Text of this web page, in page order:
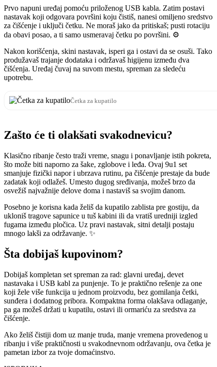
Prvo napuni uređaj pomoću priloženog USB kabla. Zatim postavi
nastavak koji odgovara površini koju čistiš, nanesi omiljeno sredstvo
za čišćenje i uključi četku. Ne moraš jako da pritiskaš; pusti rotaciju
da obavi posao, a ti samo usmeravaj četku po površini. ⚙️
Nakon korišćenja, skini nastavak, isperi ga i ostavi da se osuši. Tako
produžavaš trajanje dodataka i održavaš higijenu između dva
čišćenja. Uređaj čuvaj na suvom mestu, spreman za sledeću
upotrebu.
Četka za kupatilo
Zašto će ti olakšati svakodnevicu?
Klasično ribanje često traži vreme, snagu i ponavljanje istih pokreta,
što može biti naporno za šake, zglobove i leđa. Ovaj 9u1 set
smanjuje fizički napor i ubrzava rutinu, pa čišćenje prestaje da bude
zadatak koji odlažeš. Umesto dugog sređivanja, možeš brzo da
osvežiš najvažnije delove doma i nastaviš sa svojim danom.
Posebno je korisna kada želiš da kupatilo zablista pre gostiju, da
ukloniš tragove sapunice u tuš kabini ili da vratiš uredniji izgled
fugama između pločica. Uz pravi nastavak, sitni detalji postaju
mnogo lakši za održavanje. ✨
Šta dobijaš kupovinom?
Dobijaš kompletan set spreman za rad: glavni uređaj, devet
nastavaka i USB kabl za punjenje. To je praktično rešenje za one
koji žele više funkcija u jednom proizvodu, bez gomilanja četki,
sunđera i dodatnog pribora. Kompaktna forma olakšava odlaganje,
pa ga možeš držati u kupatilu, ostavi ili ormariću za sredstva za
čišćenje.
Ako želiš čistiji dom uz manje truda, manje vremena provedenog u
ribanju i više praktičnosti u svakodnevnom održavanju, ova četka je
pametan izbor za tvoje domaćinstvo.